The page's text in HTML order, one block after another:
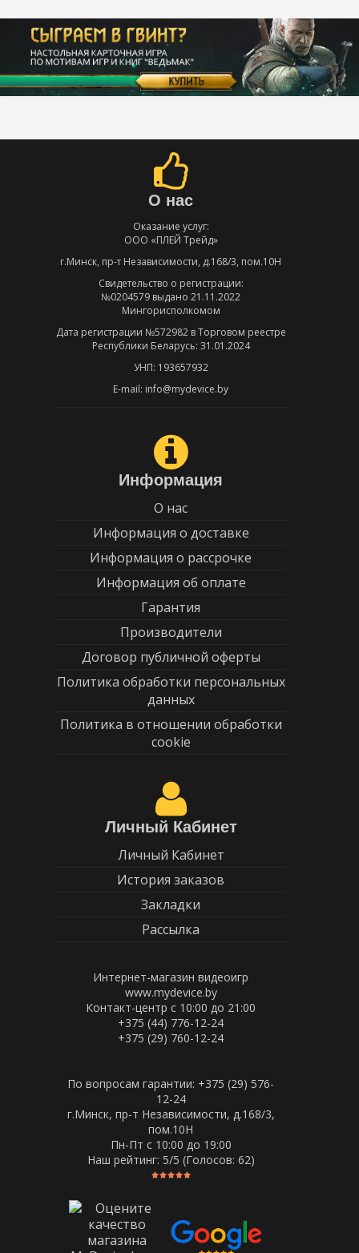
О нас
Оказание услуг:
ООО «ПЛЕЙ Трейд»
г.Минск, пр-т Независимости, д.168/3, пом.10Н
Свидетельство о регистрации:
№0204579 выдано 21.11.2022
Мингорисполкомом
Дата регистрации №572982 в Торговом реестре
Республики Беларусь: 31.01.2024
УНП: 193657932
E-mail: info@mydevice.by
Информация
О нас
Информация о доставке
Информация о рассрочке
Информация об оплате
Гарантия
Производители
Договор публичной оферты
Политика обработки персональных
данных
Политика в отношении обработки
cookie
Личный Кабинет
Личный Кабинет
История заказов
Закладки
Рассылка
Интернет-магазин видеоигр
www.mydevice.by
Контакт-центр с 10:00 до 21:00
+375 (44) 776-12-24
+375 (29) 760-12-24
По вопросам гарантии: +375 (29) 576-
12-24
г.Минск, пр-т Независимости, д.168/3,
пом.10Н
Пн-Пт c 10:00 до 19:00
Наш рейтинг: 5/5 (Голосов: 62)